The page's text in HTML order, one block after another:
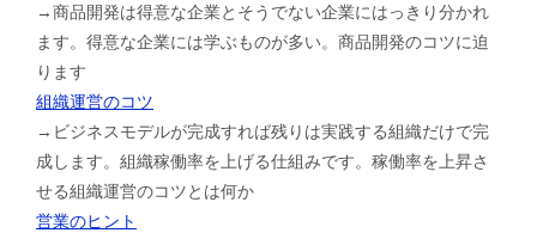
→商品開発は得意な企業とそうでない企業にはっきり分かれ
ます。得意な企業には学ぶものが多い。商品開発のコツに迫
ります
組織運営のコツ
→ビジネスモデルが完成すれば残りは実践する組織だけで完
成します。組織稼働率を上げる仕組みです。稼働率を上昇さ
せる組織運営のコツとは何か
営業のヒント